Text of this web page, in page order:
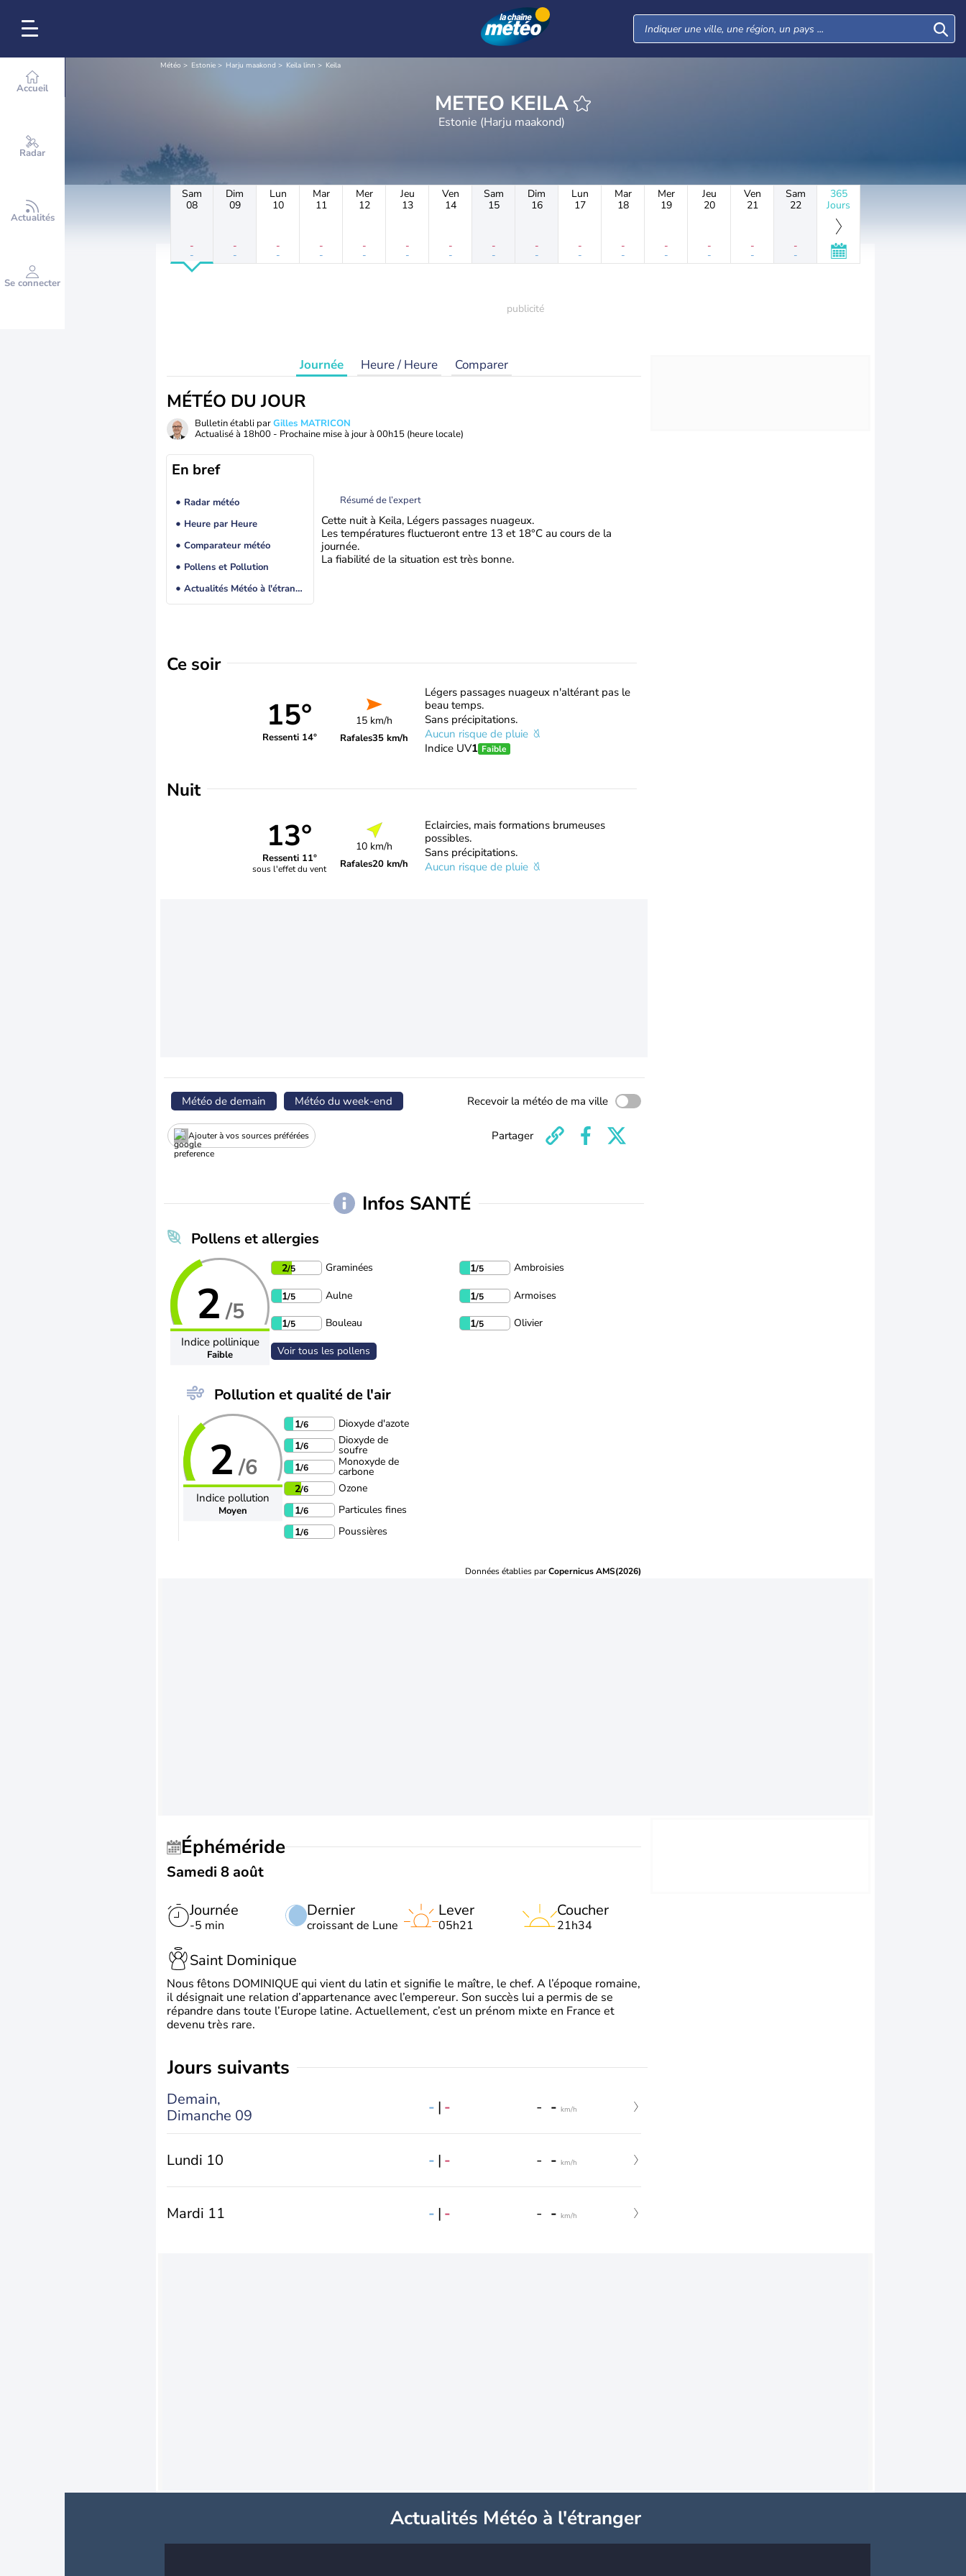
Accueil
Radar
Actualités
Se connecter
Météo Estonie Harju maakond Keila linn Keila
METEO KEILA
Estonie (Harju maakond)
Sam
08
-
-
Dim
09
-
-
Lun
10
-
-
Mar
11
-
-
Mer
12
-
-
Jeu
13
-
-
Ven
14
-
-
Sam
15
-
-
Dim
16
-
-
Lun
17
-
-
Mar
18
-
-
Mer
19
-
-
Jeu
20
-
-
Ven
21
-
-
Sam
22
-
-
365
Jours
Journée Heure / Heure Comparer
MÉTÉO DU JOUR
Bulletin établi parGilles MATRICON
Actualisé à 18h00 - Prochaine mise à jour à 00h15 (heure locale)
En bref
Radar météo
Heure par Heure
Comparateur météo
Pollens et Pollution
Actualités Météo à l'étranger
Résumé de l’expert
Cette nuit à Keila, Légers passages nuageux.
Les températures fluctueront entre 13 et 18°C au cours de la
journée.
La fiabilité de la situation est très bonne.
Ce soir
15°
Ressenti 14°
15 km/h
Rafales35 km/h
Légers passages nuageux n'altérant pas le
beau temps.
Sans précipitations.
Aucun risque de pluie
Indice UV1 Faible
Nuit
13°
Ressenti 11°
sous l'effet du vent
10 km/h
Rafales20 km/h
Eclaircies, mais formations brumeuses
possibles.
Sans précipitations.
Aucun risque de pluie
Météo de demain Météo du week-end Recevoir la météo de ma ville
Ajouter à vos sources préférées Partager
Infos SANTÉ
Pollens et allergies
2 /5
Indice pollinique
Faible
2/5 Graminées 1/5 Ambroisies
1/5 Aulne 1/5 Armoises
1/5 Bouleau 1/5 Olivier
Voir tous les pollens
Pollution et qualité de l'air
2 /6
Indice pollution
Moyen
1/6
Dioxyde d'azote
1/6 Dioxyde de
soufre
1/6 Monoxyde de
carbone
2/6
Ozone
1/6
Particules fines
1/6 Poussières
Données établies parCopernicus AMS(2026)
Éphéméride
Samedi 8 août
Journée
-5 min
Dernier
croissant de Lune
Lever
05h21
Coucher
21h34
Saint Dominique
Nous fêtons DOMINIQUE qui vient du latin et signifie le maître, le chef. A l’époque romaine,
il désignait une relation d’appartenance avec l’empereur. Son succès lui a permis de se
répandre dans toute l’Europe latine. Actuellement, c’est un prénom mixte en France et
devenu très rare.
jours suivants
Demain,
Dimanche 09
- | - - - km/h
Lundi 10 - | - - - km/h
Mardi 11 - | - - - km/h
Actualités Météo à l'étranger